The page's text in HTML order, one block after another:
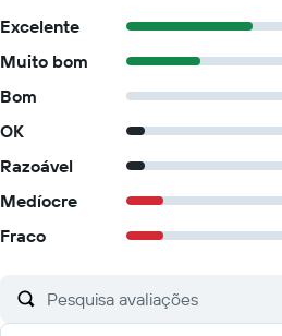
Excelente
Muito bom
Bom
OK
Razoável
Medíocre
Fraco